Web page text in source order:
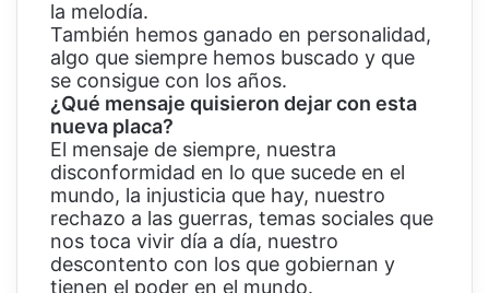
la melodía.
También hemos ganado en personalidad,
algo que siempre hemos buscado y que
se consigue con los años.
¿Qué mensaje quisieron dejar con esta
nueva placa?
El mensaje de siempre, nuestra
disconformidad en lo que sucede en el
mundo, la injusticia que hay, nuestro
rechazo a las guerras, temas sociales que
nos toca vivir día a día, nuestro
descontento con los que gobiernan y
tienen el poder en el mundo.